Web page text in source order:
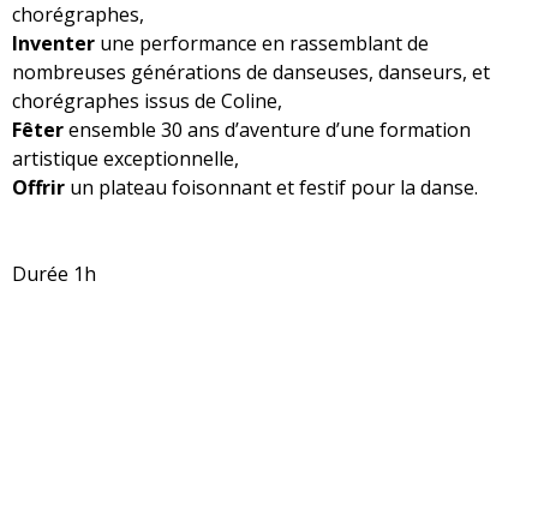
chorégraphes,
Inventer une performance en rassemblant de
nombreuses générations de danseuses, danseurs, et
chorégraphes issus de Coline,
Fêterensemble 30 ans d’aventure d’une formation
artistique exceptionnelle,
Offrir un plateau foisonnant et festif pour la danse.
Durée 1h